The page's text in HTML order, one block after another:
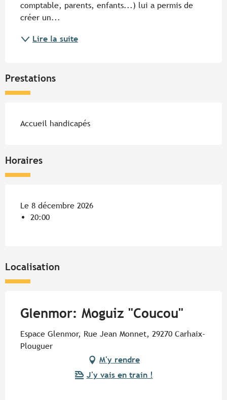
comptable, parents, enfants...) lui a permis de
créer un...
Lire la suite
Prestations
Accueil handicapés
Horaires
Le 8 décembre 2026
20:00
Localisation
Glenmor: Moguiz "Coucou"
Espace Glenmor, Rue Jean Monnet, 29270 Carhaix-
Plouguer
M'y rendre
J'y vais en train !